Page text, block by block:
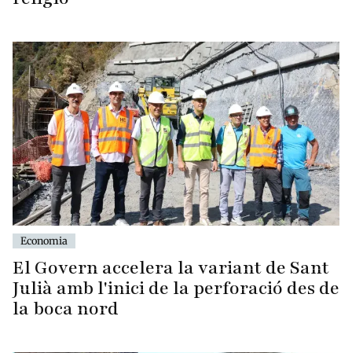
Economia
El Govern accelera la variant de Sant
Julià amb l'inici de la perforació des de
la boca nord